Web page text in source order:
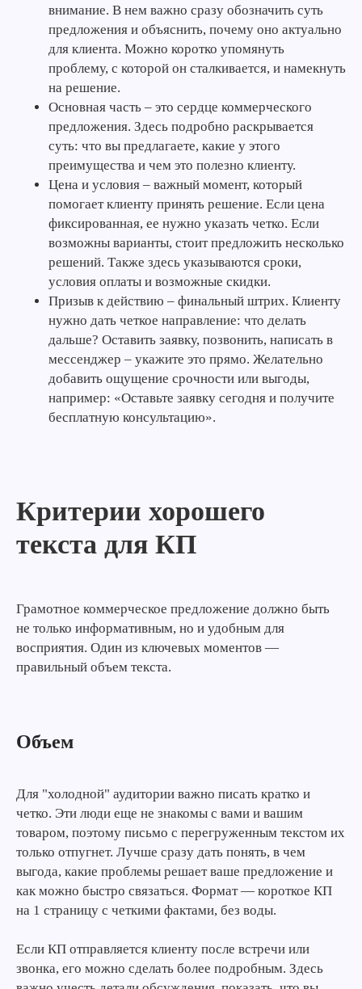
внимание. В нем важно сразу обозначить суть
предложения и объяснить, почему оно актуально
для клиента. Можно коротко упомянуть
проблему, с которой он сталкивается, и намекнуть
на решение.
Основная часть – это сердце коммерческого
предложения. Здесь подробно раскрывается
суть: что вы предлагаете, какие у этого
преимущества и чем это полезно клиенту.
Цена и условия – важный момент, который
помогает клиенту принять решение. Если цена
фиксированная, ее нужно указать четко. Если
возможны варианты, стоит предложить несколько
решений. Также здесь указываются сроки,
условия оплаты и возможные скидки.
Призыв к действию – финальный штрих. Клиенту
нужно дать четкое направление: что делать
дальше? Оставить заявку, позвонить, написать в
мессенджер – укажите это прямо. Желательно
добавить ощущение срочности или выгоды,
например: «Оставьте заявку сегодня и получите
бесплатную консультацию».
Критерии хорошего
текста для КП
Грамотное коммерческое предложение должно быть
не только информативным, но и удобным для
восприятия. Один из ключевых моментов —
правильный объем текста.
Объем
Для "холодной" аудитории важно писать кратко и
четко. Эти люди еще не знакомы с вами и вашим
товаром, поэтому письмо с перегруженным текстом их
только отпугнет. Лучше сразу дать понять, в чем
выгода, какие проблемы решает ваше предложение и
как можно быстро связаться. Формат — короткое КП
на 1 страницу с четкими фактами, без воды.
Если КП отправляется клиенту после встречи или
звонка, его можно сделать более подробным. Здесь